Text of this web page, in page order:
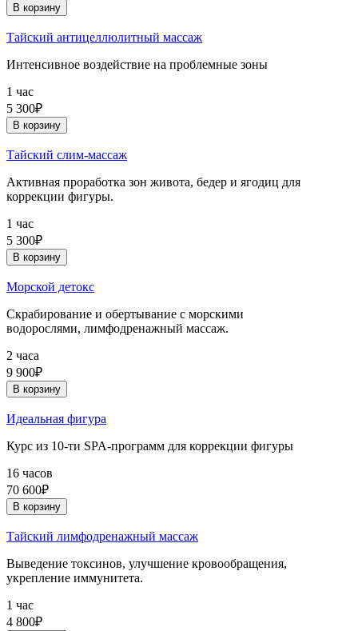
В корзину
Тайский антицеллюлитный массаж
Интенсивное воздействие на проблемные зоны
1 час
5 300₽
В корзину
Тайский слим-массаж
Активная проработка зон живота, бедер и ягодиц для
коррекции фигуры.
1 час
5 300₽
В корзину
Морской детокс
Скрабирование и обертывание с морскими
водорослями, лимфодренажный массаж.
2 часа
9 900₽
В корзину
Идеальная фигура
Курс из 10-ти SPA-программ для коррекции фигуры
16 часов
70 600₽
В корзину
Тайский лимфодренажный массаж
Выведение токсинов, улучшение кровообращения,
укрепление иммунитета.
1 час
4 800₽